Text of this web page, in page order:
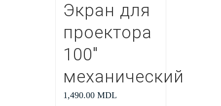
Экран для
проектора
100″
механический
1,490.00 MDL